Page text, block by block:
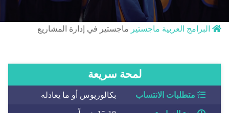
البرامج العربية ماجستير ماجستير في إدارة المشاريع
لمحة سريعة
متطلبات الانتساب بكالوريوس أو ما يعادله